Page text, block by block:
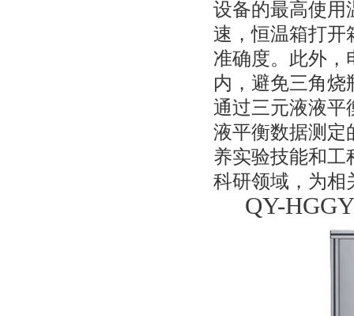
设备的最高使用
速，恒温箱打开
准确度。此外，
内，避免三角烧
通过三元液液平
液平衡数据测定
养实验技能和工
科研领域，为相
QY-